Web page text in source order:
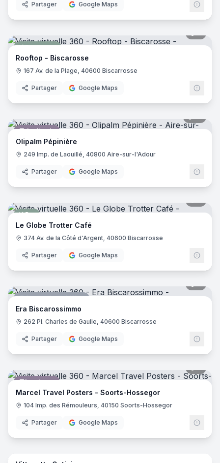
Partager Google Maps
Restaurant
Rooftop - Biscarosse
167 Av. de la Plage, 40600 Biscarrosse
Partager Google Maps
Jardinerie
Olipalm Pépinière
249 Imp. de Laouillé, 40800 Aire-sur-l'Adour
Partager Google Maps
Bar
Le Globe Trotter Café
374 Av. de la Côté d'Argent, 40600 Biscarrosse
Partager Google Maps
Agence immobilière
Era Biscarossimmo
262 Pl. Charles de Gaulle, 40600 Biscarrosse
Partager Google Maps
Imprimeur
Marcel Travel Posters - Soorts-Hossegor
104 Imp. des Rémouleurs, 40150 Soorts-Hossegor
Partager Google Maps
8